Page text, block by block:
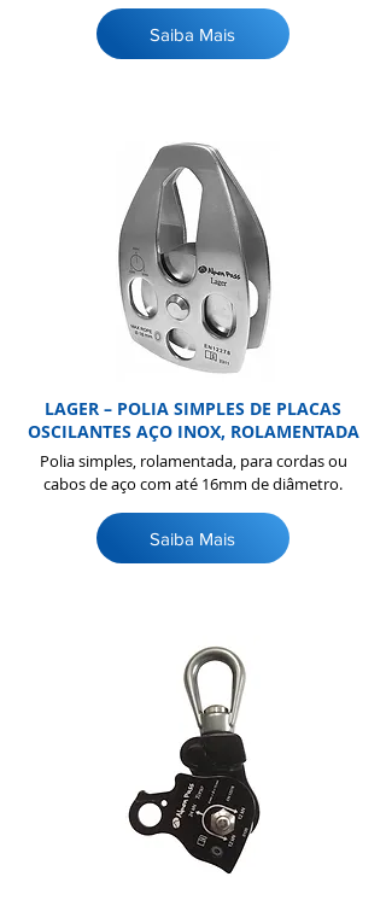
Saiba Mais
LAGER – POLIA SIMPLES DE PLACAS
OSCILANTES AÇO INOX, ROLAMENTADA
Polia simples, rolamentada, para cordas ou
cabos de aço com até 16mm de diâmetro.
Saiba Mais